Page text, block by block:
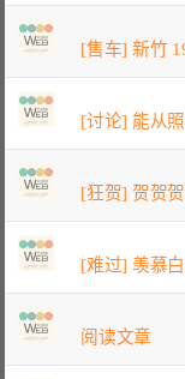
[售车] 新竹
[讨论] 能从
[狂贺] 贺贺
[难过] 羡慕
阅读文章